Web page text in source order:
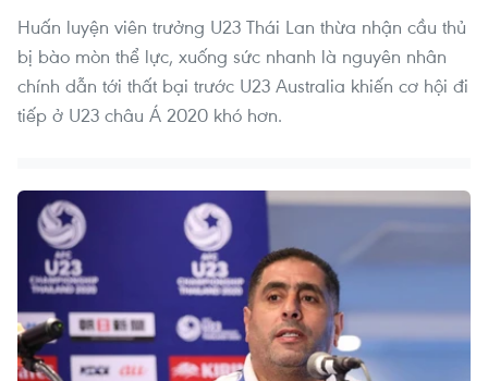
Huấn luyện viên trưởng U23 Thái Lan thừa nhận cầu thủ
bị bào mòn thể lực, xuống sức nhanh là nguyên nhân
chính dẫn tới thất bại trước U23 Australia khiến cơ hội đi
tiếp ở U23 châu Á 2020 khó hơn.